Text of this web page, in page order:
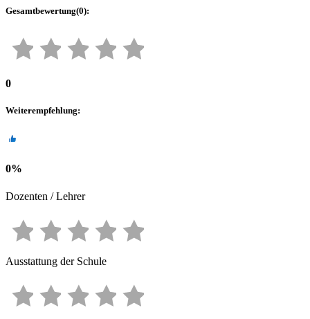
Gesamtbewertung(0):
0
Weiterempfehlung:
0%
Dozenten / Lehrer
Ausstattung der Schule